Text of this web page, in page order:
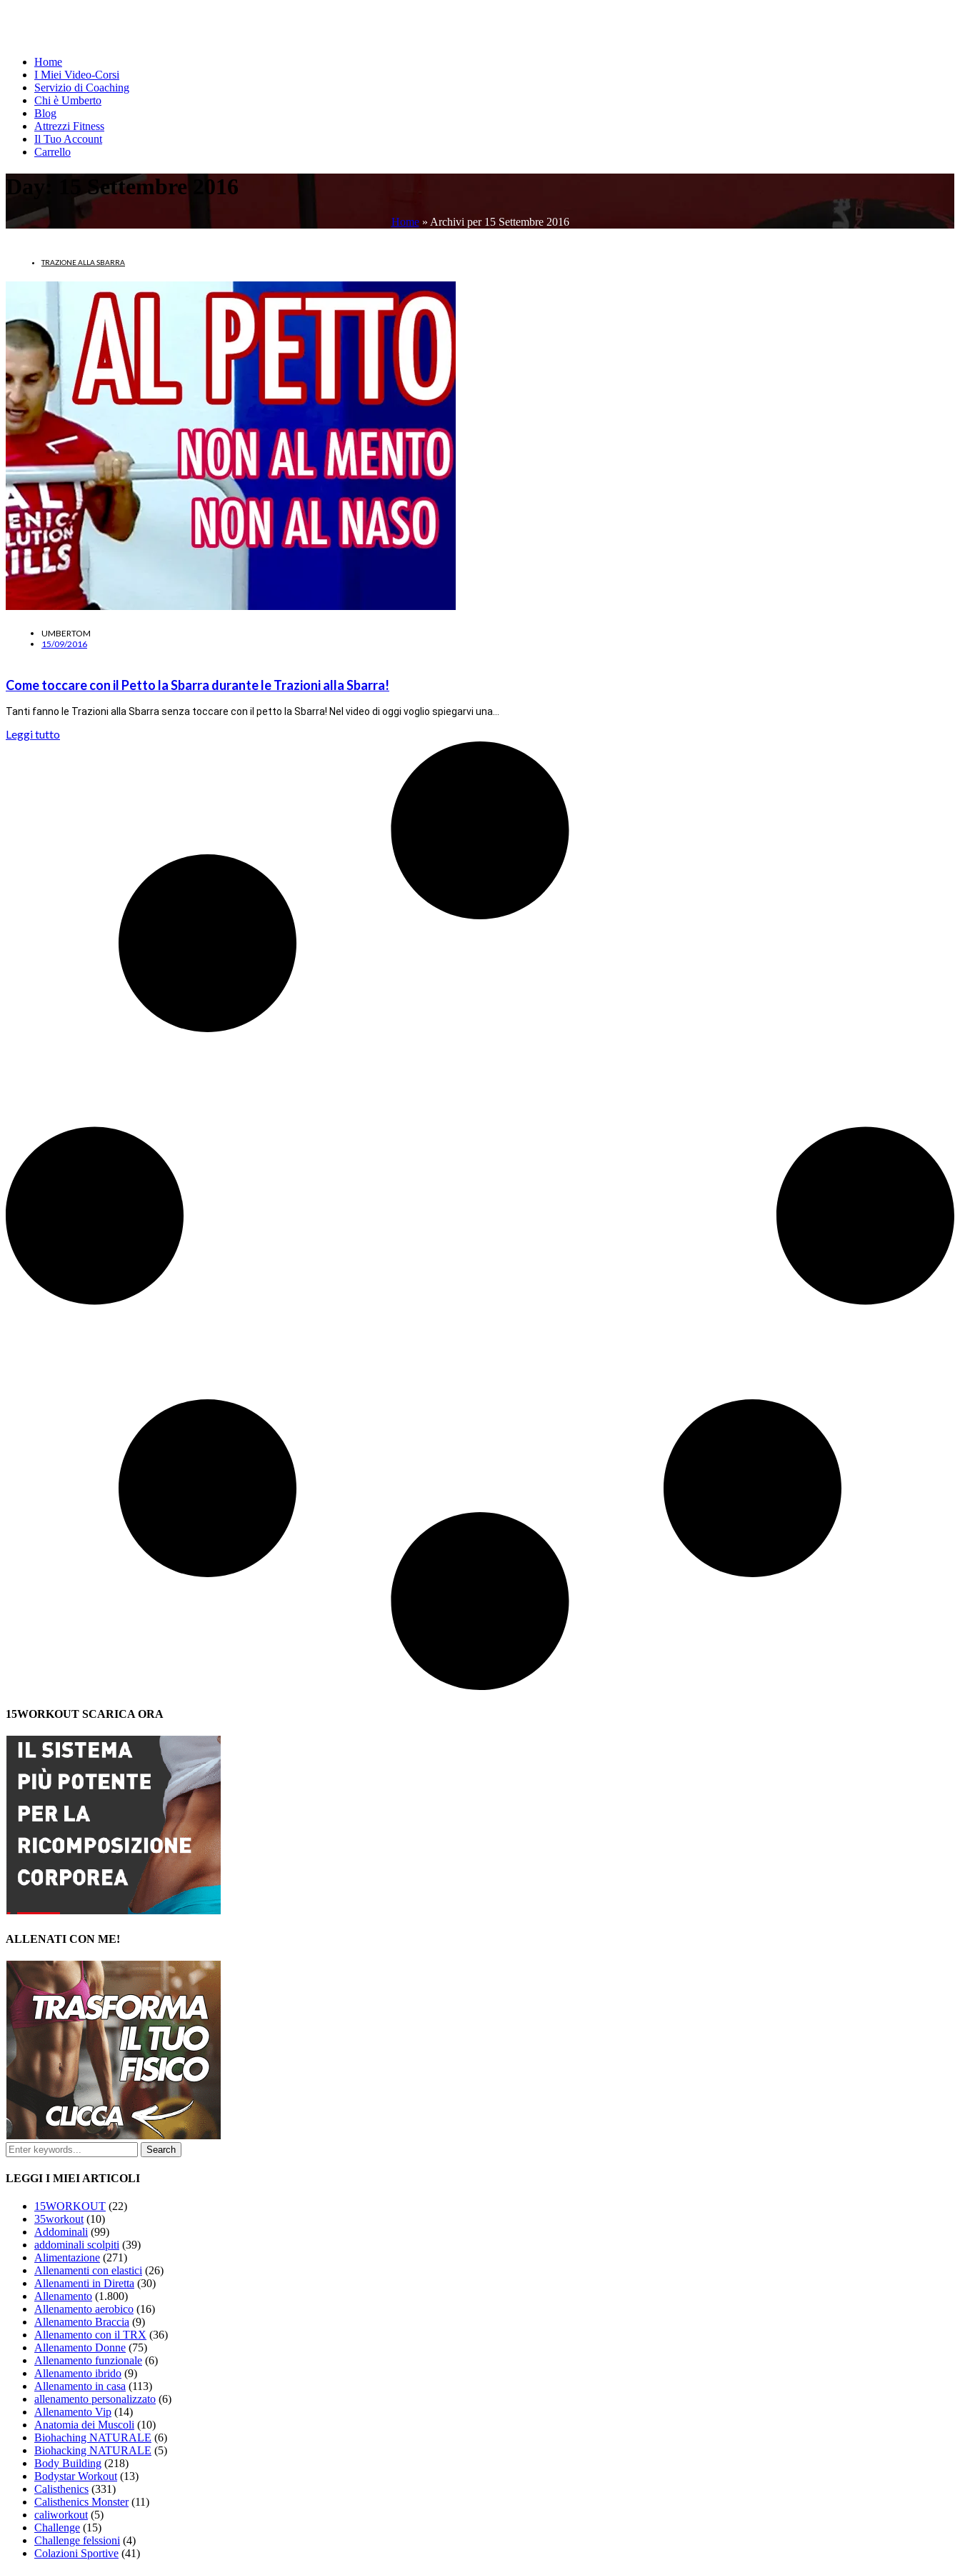
Home
I Miei Video-Corsi
Servizio di Coaching
Chi è Umberto
Blog
Attrezzi Fitness
Il Tuo Account
Carrello
Day: 15 Settembre 2016
Home» Archivi per 15 Settembre 2016
TRAZIONE ALLA SBARRA
UMBERTOM
15/09/2016
Come toccare con il Petto la Sbarra durante le Trazioni alla Sbarra!
Tanti fanno le Trazioni alla Sbarra senza toccare con il petto la Sbarra! Nel video di oggi voglio spiegarvi una…
Leggi tutto
15WORKOUT SCARICA ORA
ALLENATI CON ME!
LEGGI I MIEI ARTICOLI
15WORKOUT (22)
35workout(10)
Addominali (99)
addominali scolpiti (39)
Alimentazione (271)
Allenamenti con elastici (26)
Allenamenti in Diretta (30)
Allenamento (1.800)
Allenamento aerobico (16)
Allenamento Braccia (9)
Allenamento con il TRX (36)
Allenamento Donne (75)
Allenamento funzionale (6)
Allenamento ibrido (9)
Allenamento in casa (113)
allenamento personalizzato (6)
Allenamento Vip (14)
Anatomia dei Muscoli (10)
Biohaching NATURALE (6)
Biohacking NATURALE (5)
Body Building (218)
Bodystar Workout(13)
Calisthenics (331)
Calisthenics Monster(11)
caliworkout(5)
Challenge (15)
Challenge felssioni (4)
Colazioni Sportive (41)